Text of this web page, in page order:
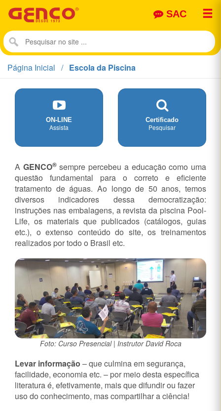

SAC
Página Inicial Escola da Piscina
ON-LINE
Assista
Certificado
Pesquisar
A GENCO®sempre percebeu a educação como uma
questão fundamental para o correto e eficiente
tratamento de águas. Ao longo de 50 anos, temos
diversos indicadores dessa democratização:
instruções nas embalagens, a revista da piscina Pool-
Life, os materiais que publicados (catálogos, guias
etc.), o extenso conteúdo do site, os treinamentos
realizados por todo o Brasil etc.
Foto: Curso Presencial | Instrutor David Roca
Levar informação – que culmina em segurança,
facilidade, economia etc. – por meio desta específica
literatura é, efetivamente, mais que difundir ou fazer
uso do conhecimento, mas compartilhar a ciência!